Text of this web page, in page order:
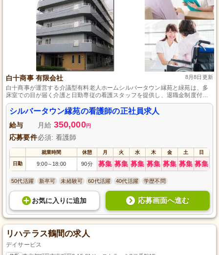
白十商事 有限会社 8月8日更新
白十商事が運営する介議型有料老人ホームシルバータウン縁苑と緑苑は、多
床室での目が届く介護と日勤専従の看護スタッフを提供し、退職金制度付き
の福利厚生を完備しています。
シルバータウン縁苑の看護師の正社員求人
給与 月給 350,000円
応募要件必須: 看護師
就業時間 休憩 月 火 水 木 金 土 日
日勤 9:00～ 18:00 90分 募集 募集 募集 募集 募集 募集 募集
50代活躍 新卒可 未経験可 60代活躍 40代活躍 学歴不問
お気に入り に追加 応募画面へ進む
リハテラス鶴間の求人
デイサービス